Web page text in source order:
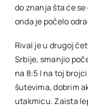
do znanja šta će
onda je počelo
Rival je u drugoj
Srbije, smanjio
na 8:5 I na toj
šutevima, dobrim
utakmicu. Zaista